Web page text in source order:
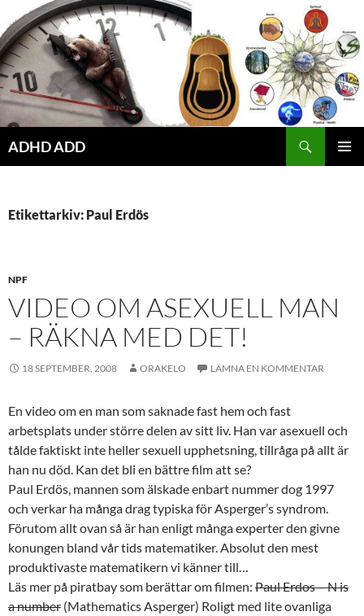
Hoppa
till
innehåll
ADHD ADD
Etikettarkiv: Paul Erdös
NPF
VIDEO OM ASEXUELL MAN
– RÄKNA MED DET!
18 SEPTEMBER, 2008 ORAKELO LÄMNA EN KOMMENTAR
En video om en man som saknade fast hem och fast
arbetsplats under större delen av sitt liv. Han var asexuell och
tålde faktiskt inte heller sexuell upphetsning, tillråga på allt är
han nu död. Kan det bli en bättre film att se?
Paul Erdös, mannen som älskade enbart nummer dog 1997
och verkar ha många drag typiska för Asperger’s syndrom.
Förutom allt ovan så är han enligt många experter den givne
konungen bland vår tids matematiker. Absolut den mest
produktivaste matematikern vi känner till…
Läs mer på piratbay som berättar om filmen: Paul Erdos – N is
a number (Mathematics Asperger) Roligt med lite ovanliga